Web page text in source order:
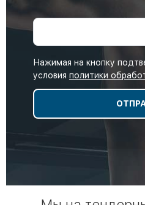
Нажимая на кнопку
условия политики